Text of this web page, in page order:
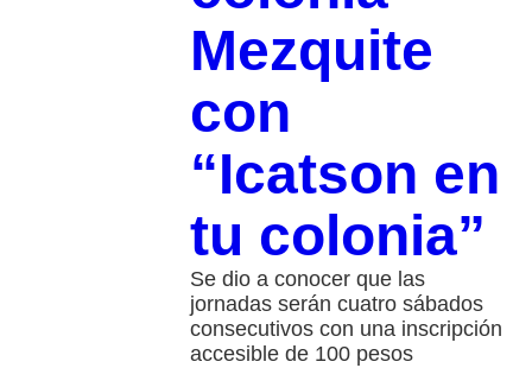
Mezquite
con
“Icatson en
tu colonia”
Se dio a conocer que las
jornadas serán cuatro sábados
consecutivos con una inscripción
accesible de 100 pesos